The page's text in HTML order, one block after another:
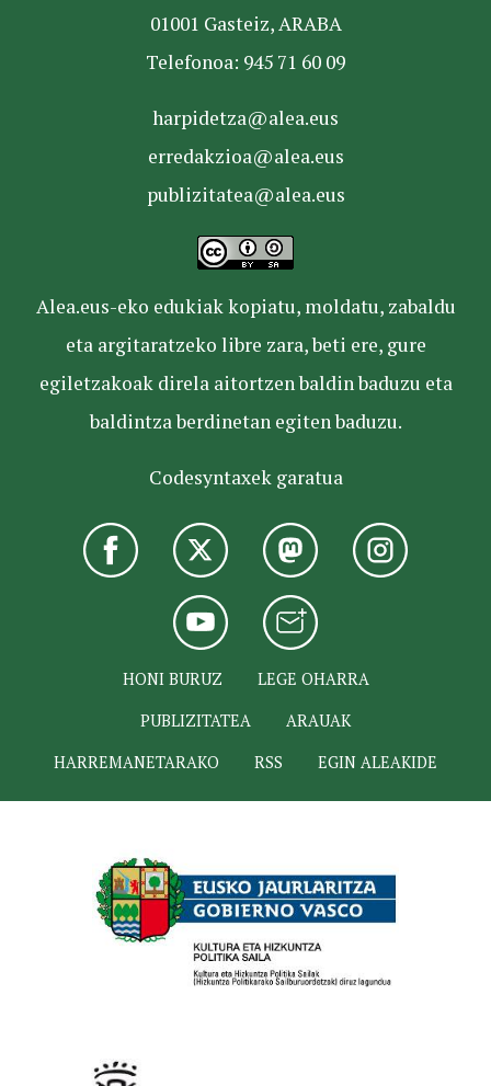
01001 Gasteiz, ARABA
Telefonoa: 945 71 60 09
harpidetza@alea.eus
erredakzioa@alea.eus
publizitatea@alea.eus
Alea.eus-eko edukiak kopiatu, moldatu, zabaldu
eta argitaratzeko libre zara, beti ere, gure
egiletzakoak direla aitortzen baldin baduzu eta
baldintza berdinetan egiten baduzu.
Codesyntaxek garatua
HONI BURUZ
LEGE OHARRA
PUBLIZITATEA
ARAUAK
HARREMANETARAKO
RSS EGIN ALEAKIDE